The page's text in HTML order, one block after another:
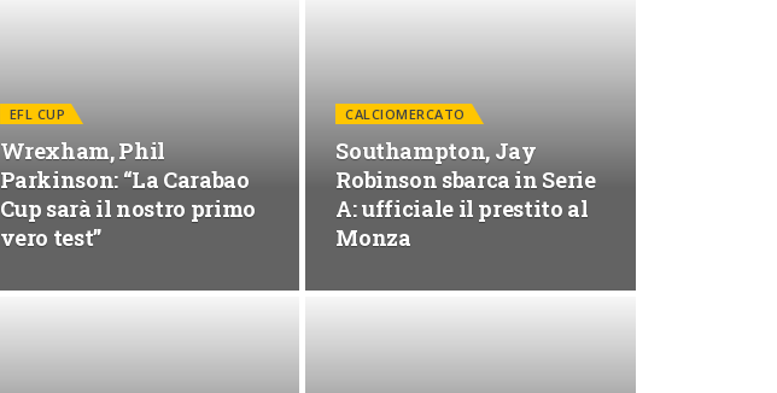
EFL CUP
Wrexham, Phil
Parkinson: “La Carabao
Cup sarà il nostro primo
vero test”
CALCIOMERCATO
Southampton, Jay
Robinson sbarca in Serie
A: ufficiale il prestito al
Monza